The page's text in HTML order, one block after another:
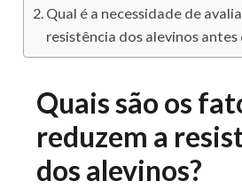
Qual é a necessidade de
resistência dos alevinos
Quais são os
reduzem a
dos alevinos?